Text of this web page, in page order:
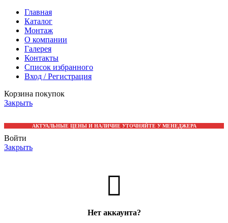
Главная
Каталог
Монтаж
О компании
Галерея
Контакты
Список избранного
Вход / Регистрация
Корзина покупок
Закрыть
АКТУАЛЬНЫЕ ЦЕНЫ И НАЛИЧИЕ УТОЧНЯЙТЕ У МЕНЕДЖЕРА
Войти
Закрыть
Нет аккаунта?